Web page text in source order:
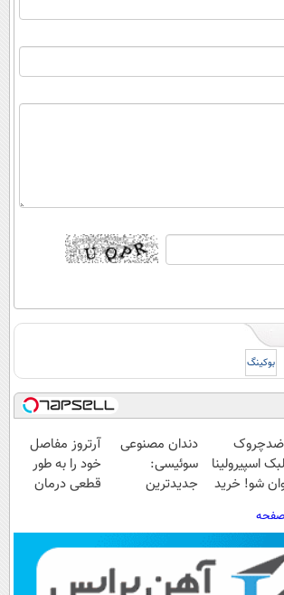
بوکینگ
ضدچروک
اسپیرولینا
شو! خرید
دندان مصنوعی
سوئیسی:
جدیدترین
پرداخت قسطی
آرتروز مفاصل
خود را به طور
قطعی درمان
صفحه